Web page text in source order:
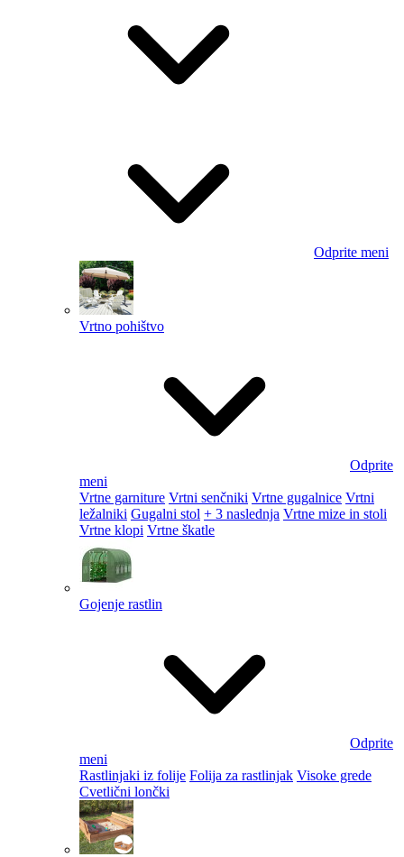
Odprite meni
Vrtno pohištvo
Odprite
meni
Vrtne garniture Vrtni senčniki Vrtne gugalnice Vrtni
ležalniki Gugalni stol + 3 naslednja Vrtne mize in stoli
Vrtne klopi Vrtne škatle
Gojenje rastlin
Odprite
meni
Rastlinjaki iz folije Folija za rastlinjak Visoke grede
Cvetlični lončki